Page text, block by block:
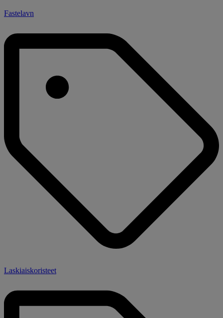
Fastelavn
Laskiaiskoristeet